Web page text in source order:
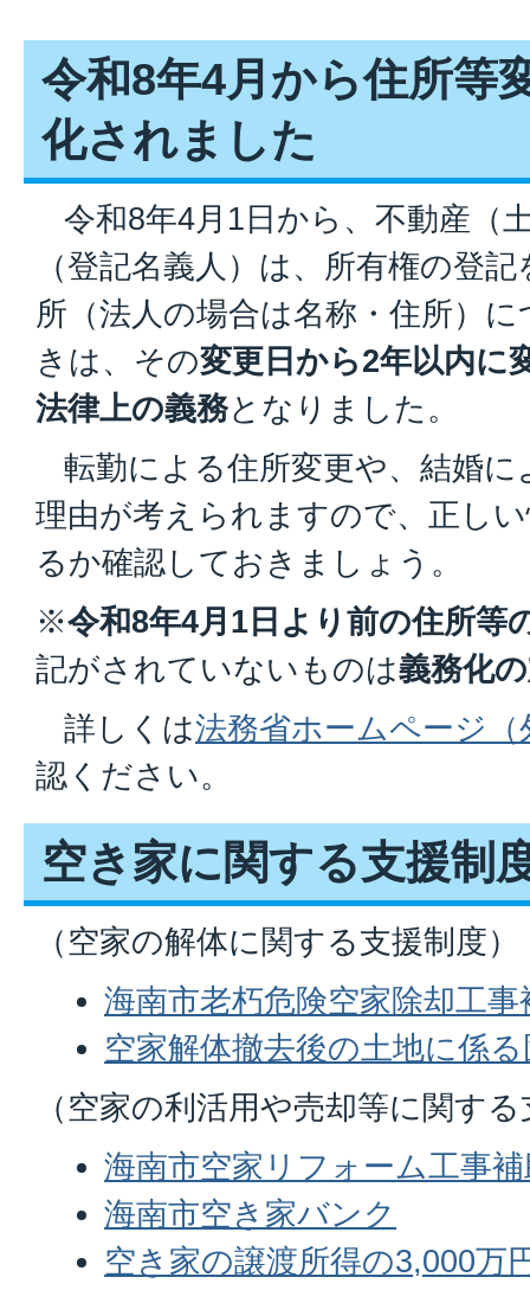
令和8年4月から住所等
化されました
令和8年4月1日から、不動産（
（登記名義人）は、所有権の登
所（法人の場合は名称・住所）
きは、その変更日から2年以内に
法律上の義務となりました。
転勤による住所変更や、結婚に
理由が考えられますので、正し
るか確認しておきましょう。
※令和8年4月1日より前の住所等
記がされていないものは義務化
詳しくは法務省ホームページ
認ください。
空き家に関する支援制
（空家の解体に関する支援制度）
海南市老朽危険空家除却工事
空家解体撤去後の土地に係
（空家の利活用や売却等に関す
海南市空家リフォーム工事
海南市空き家バンク
空き家の譲渡所得の3,000万